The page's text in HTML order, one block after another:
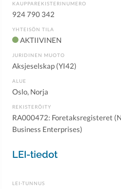
KAUPPAREKISTERINUMERO
924 790 342
YHTEISÖN TILA
AKTIIVINEN
JURIDINEN MUOTO
Aksjeselskap (YI42)
ALUE
Oslo, Norja
REKISTERÖITY
RA000472: Foretaksregisteret
Business Enterprises)
LEI-tiedot
LEI-TUNNUS